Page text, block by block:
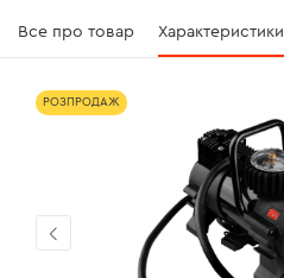
Все про товар Характеристики
РОЗПРОДАЖ